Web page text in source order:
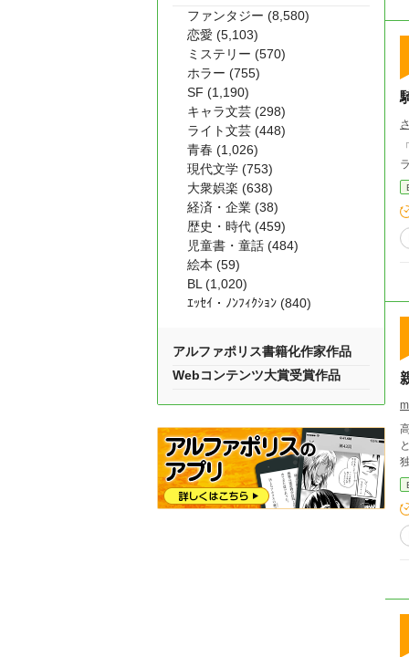
ファンタジー (8,580)
恋愛 (5,103)
ミステリー (570)
ホラー (755)
SF (1,190)
キャラ文芸 (298)
ライト文芸 (448)
青春 (1,026)
現代文学 (753)
大衆娯楽 (638)
経済・企業 (38)
歴史・時代 (459)
児童書・童話 (484)
絵本 (59)
BL (1,020)
ｴｯｾｲ・ﾉﾝﾌｨｸｼｮﾝ (840)
アルファポリス書籍化作家作品
Webコンテンツ大賞受賞作品